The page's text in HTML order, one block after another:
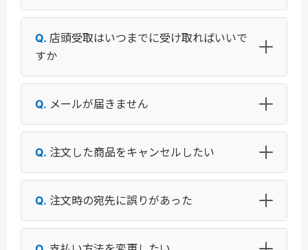
店頭受取はいつまでに受け取ればいいで
すか
メールが届きません
注文した商品をキャンセルしたい
注文時の宛先に誤りがあった